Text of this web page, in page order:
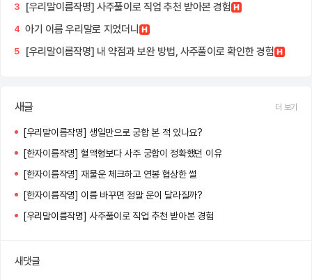
3 [우리말이름작명] 사주풀이로 직업 추천 받아본 경험
4 아기 이름 우리말로 지었더니
5 [우리말이름작명] 내 약점과 보완 방법, 사주풀이로 확인한 경험
새글 더 보기
[우리말이름작명] 생일만으로 궁합 본 적 있나요?
[한자이름작명] 혈액형보다 사주 궁합이 정확했던 이유
[한자이름작명] 재물운 체크하고 연봉 협상한 썰
[한자이름작명] 이름 바꾸면 정말 운이 달라질까?
[우리말이름작명] 사주풀이로 직업 추천 받아본 경험
새댓글